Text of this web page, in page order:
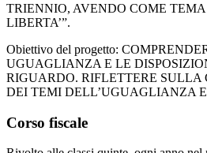
TRIENNIO, AVENDO COME
LIBERTA’”.
Obiettivo del progetto:
UGUAGLIANZA E LE
RIGUARDO. RIFLETTERE SULLA
DEI TEMI DELL’UGUAGLIANZA E
Corso fiscale